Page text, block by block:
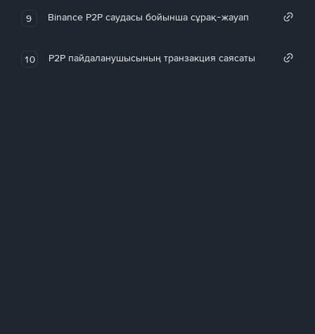
9 Binance P2P саудасы бойынша сұрақ-жауап
10 P2P пайдаланушысының транзакция саясаты